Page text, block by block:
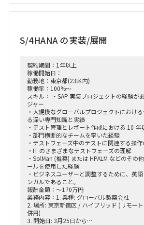
製造業等の企業向けにSAP（販売、精算）
S/4HANA の実装/展開
契約期間：1年以上
稼働開始日：
勤務地：東京都(23区内)
稼働率：100%～
スキル： ・SAP 実装プロジェクトの経験が
ジャー
・大規模なグローバルプロジェクトにおけ
る深い専門知識と実績
・テスト管理とレポート作成における 10 年
・部門横断的なチームを率いた経験
・テストフェーズ中のテストに関連する操
・IT のさまざまなテストフェーズの理解
・SolMan (推奨) または HPALM などのその
ールを使用した経験
・ビジネスユーザーと調整するために、英
ンガルであること。
報酬金額：～170万円
業務内容：1. 業種: グローバル製薬会社
2. 場所: 東京新宿区 / ハイブリッド (リモー
併用)
3. 開始日: 3月25日から